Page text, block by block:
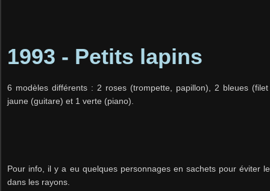
1993 - Petits lapins
6 modèles différents : 2 roses (trompette, papillon), 2 bleues
jaune (guitare) et 1 verte (piano).
Pour info, il y a eu quelques personnages en sachets pour éviter
dans les rayons.